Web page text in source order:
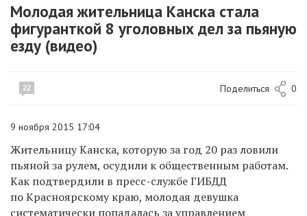
Молодая жительница Канска стала
фигуранткой 8 уголовных дел за пьяную
езду (видео)
22 Поделиться 0
9 ноября 2015 17:04
Жительницу Канска, которую за год 20 раз ловили
пьяной за рулем, осудили к общественным работам.
Как подтвердили в пресс-службе ГИБДД
по Красноярскому краю, молодая девушка
систематически попадалась за управлением